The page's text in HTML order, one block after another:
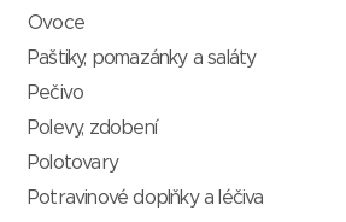
Ovoce
Paštiky, pomazánky a saláty
Pečivo
Polevy, zdobení
Polotovary
Potravinové doplňky a léčiva